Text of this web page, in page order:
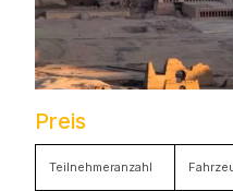
Preis
Teilnehmeranzahl